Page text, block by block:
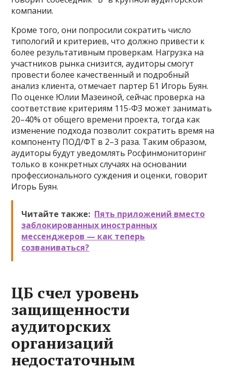
компании.
Кроме того, они попросили сократить число
типологий и критериев, что должно привести к
более результативным проверкам. Нагрузка на
участников рынка снизится, аудиторы смогут
провести более качественный и подробный
анализ клиента, отмечает партер Б1 Игорь Буян.
По оценке Юлии Мазеиной, сейчас проверка на
соответствие критериям 115-ФЗ может занимать
20–40% от общего времени проекта, тогда как
изменение подхода позволит сократить время на
компоненту ПОД/ФТ в 2–3 раза. Таким образом,
аудиторы будут уведомлять Росфинмониторинг
только в конкретных случаях на основании
профессионального суждения и оценки, говорит
Игорь Буян.
Читайте также: Пять приложений вместо
заблокированных иностранных
мессенджеров — как теперь
созваниваться?
ЦБ счел уровень
защищенности
аудиторских
организаций
недостаточным